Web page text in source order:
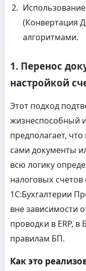
(Конвертация
алгоритмами.
1. Перенос
настройкой
Этот подход
жизнеспособный
предполагает,
сами документы
всю логику
налоговых
1С:Бухгалтерии
вне зависимости
проводки в ERP,
правилам БП.
Как это